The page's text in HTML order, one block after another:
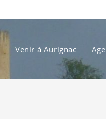
Venir à Aurignac